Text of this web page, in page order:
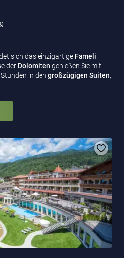
sich das einzigartige Fameli
der Dolomiten genießen Sie mit
in den großzügigen Suiten,